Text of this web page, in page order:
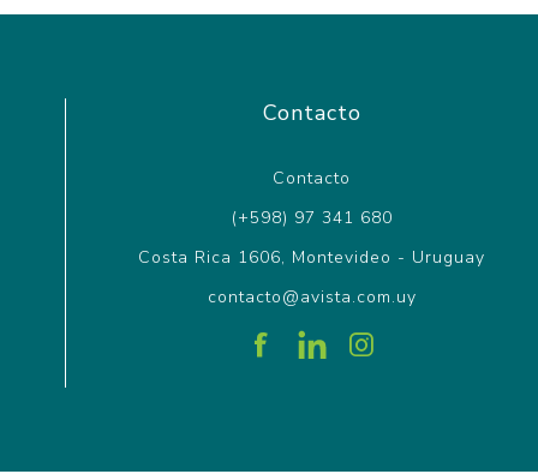
Contacto
Contacto
(+598) 97 341 680
Costa Rica 1606, Montevideo - Uruguay
contacto@avista.com.uy